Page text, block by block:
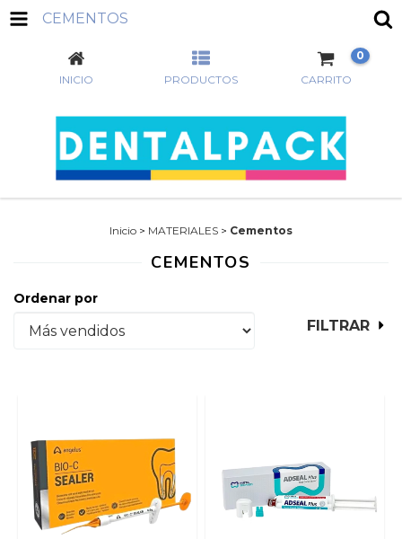
CEMENTOS
INICIO PRODUCTOS CARRITO
0
Inicio > MATERIALES > Cementos
CEMENTOS
Ordenar por
FILTRAR